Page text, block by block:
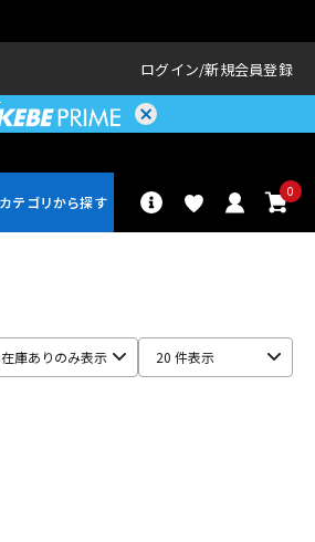
ログイン 新規会員登録
0
在庫ありのみ表示 20 件表示